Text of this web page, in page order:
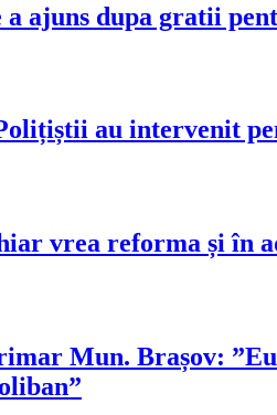
ajuns dupa gratii
au intervenit
vrea reforma și în
Mun. Brașov: